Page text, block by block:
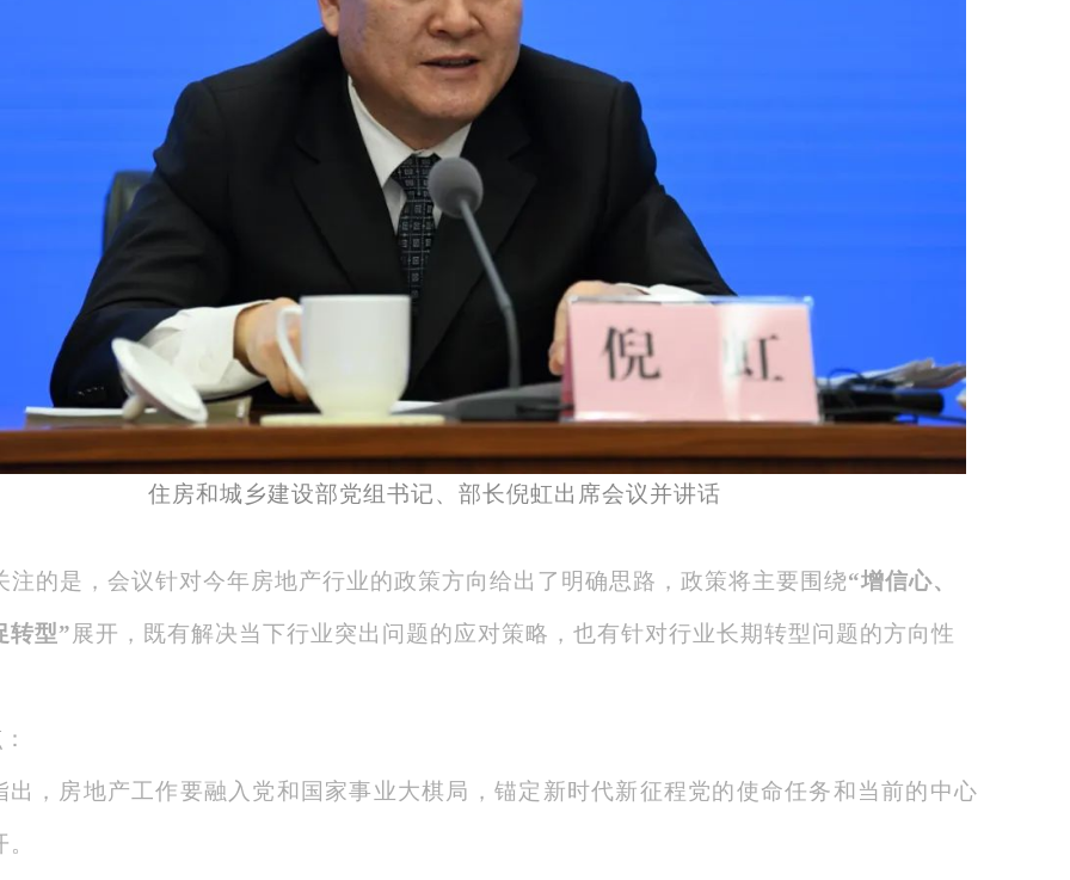
住房和城乡建设部党组书记、部长倪虹出席会议并讲话
注的是，会议针对今年房地产行业的政策方向给出了明确思路，政策将主要围绕“增信心、
转型”展开，既有解决当下行业突出问题的应对策略，也有针对行业长期转型问题的方向性
出，房地产工作要融入党和国家事业大棋局，锚定新时代新征程党的使命任务和当前的中心